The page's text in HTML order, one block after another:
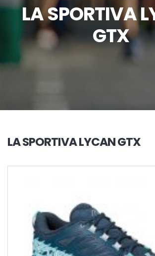
LA SPORTIVA
GTX
LA SPORTIVA LYCAN GTX